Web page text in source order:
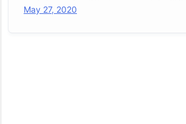
May 27, 2020